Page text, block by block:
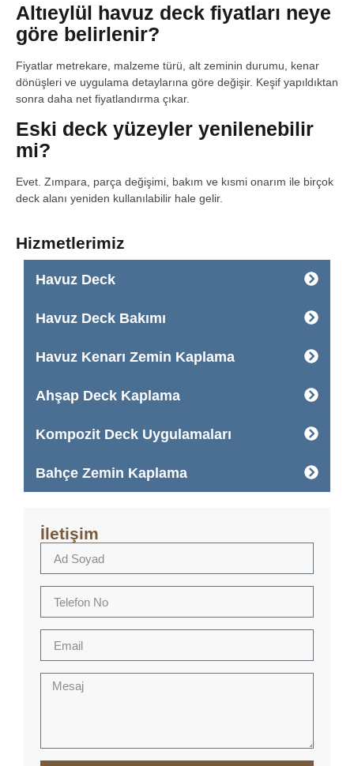
Altıeylül havuz deck fiyatları neye
göre belirlenir?
Fiyatlar metrekare, malzeme türü, alt zeminin durumu, kenar
dönüşleri ve uygulama detaylarına göre değişir. Keşif yapıldıktan
sonra daha net fiyatlandırma çıkar.
Eski deck yüzeyler yenilenebilir
mi?
Evet. Zımpara, parça değişimi, bakım ve kısmi onarım ile birçok
deck alanı yeniden kullanılabilir hale gelir.
Hizmetlerimiz
Havuz Deck
Havuz Deck Bakımı
Havuz Kenarı Zemin Kaplama
Ahşap Deck Kaplama
Kompozit Deck Uygulamaları
Bahçe Zemin Kaplama
İletişim